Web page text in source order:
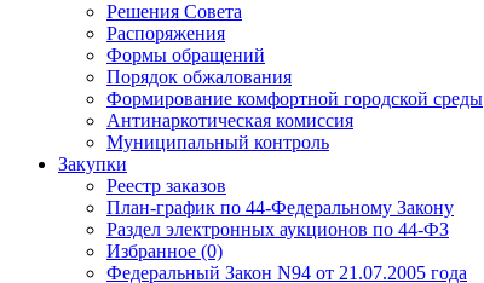
Решения Совета
Распоряжения
Формы обращений
Порядок обжалования
Формирование комфортной городской среды
Антинаркотическая комиссия
Муниципальный контроль
Закупки
Реестр заказов
План-график по 44-Федеральному Закону
Раздел электронных аукционов по 44-ФЗ
Избранное (0)
Федеральный Закон N94 от 21.07.2005 года